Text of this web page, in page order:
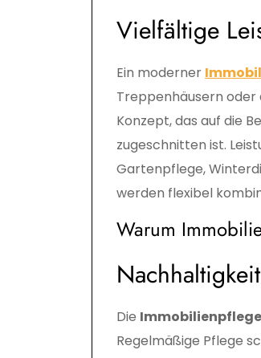
Vielfältige
Ein moderner
Treppenhäusern oder
Konzept, das auf die
zugeschnitten ist.
Gartenpflege,
werden flexibel
Warum
Die Immobilienpflege
Regelmäßige Pflege